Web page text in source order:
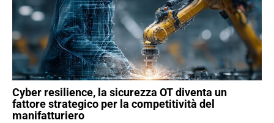
Cyber resilience, la sicurezza OT diventa un
fattore strategico per la competitività del
manifatturiero